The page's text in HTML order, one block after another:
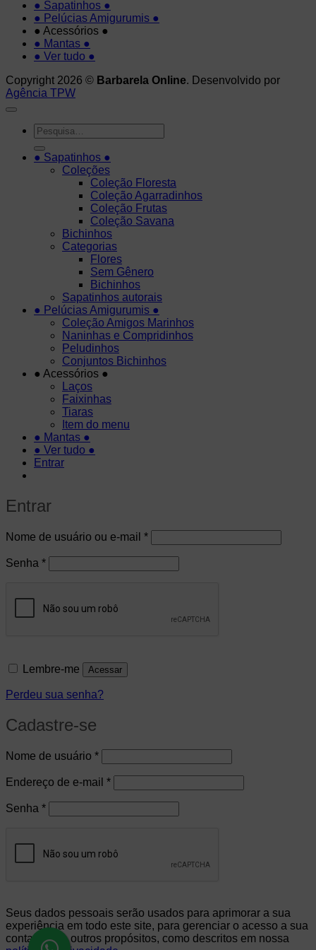
● Sapatinhos ●
● Pelúcias Amigurumis ●
● Acessórios ●
● Mantas ●
● Ver tudo ●
Copyright 2026 © Barbarela Online. Desenvolvido por
Agência TPW
Pesquisar
por:
● Sapatinhos ●
Coleções
Coleção Floresta
Coleção Agarradinhos
Coleção Frutas
Coleção Savana
Bichinhos
Categorias
Flores
Sem Gênero
Bichinhos
Sapatinhos autorais
● Pelúcias Amigurumis ●
Coleção Amigos Marinhos
Naninhas e Compridinhos
Peludinhos
Conjuntos Bichinhos
● Acessórios ●
Laços
Faixinhas
Tiaras
Item do menu
● Mantas ●
● Ver tudo ●
Entrar
Entrar
Nome de usuário ou e-mail *Obrigatório
Senha *Obrigatório
Lembre-me Acessar
Perdeu sua senha?
Cadastre-se
Nome de usuário *Obrigatório
Endereço de e-mail *Obrigatório
Senha *Obrigatório
Seus dados pessoais serão usados para aprimorar a sua
experiência em todo este site, para gerenciar o acesso a sua
conta e para outros propósitos, como descritos em nossa